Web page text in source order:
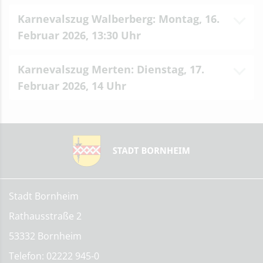
Karnevalszug Walberberg: Montag, 16.
Februar 2026, 13:30 Uhr
Karnevalszug Merten: Dienstag, 17.
Februar 2026, 14 Uhr
Stadt Bornheim
Rathausstraße 2
53332 Bornheim
Telefon: 02222 945-0